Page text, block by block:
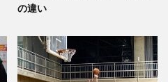
の違い